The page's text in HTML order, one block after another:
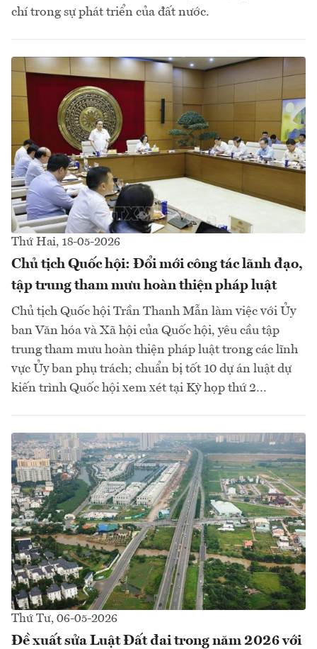
chí trong sự phát triển của đất nước.
Thứ Hai, 18-05-2026
Chủ tịch Quốc hội: Đổi mới công tác lãnh đạo,
tập trung tham mưu hoàn thiện pháp luật
Chủ tịch Quốc hội Trần Thanh Mẫn làm việc với Ủy
ban Văn hóa và Xã hội của Quốc hội, yêu cầu tập
trung tham mưu hoàn thiện pháp luật trong các lĩnh
vực Ủy ban phụ trách; chuẩn bị tốt 10 dự án luật dự
kiến trình Quốc hội xem xét tại Kỳ họp thứ 2…
Thứ Tư, 06-05-2026
Đề xuất sửa Luật Đất đai trong năm 2026 với